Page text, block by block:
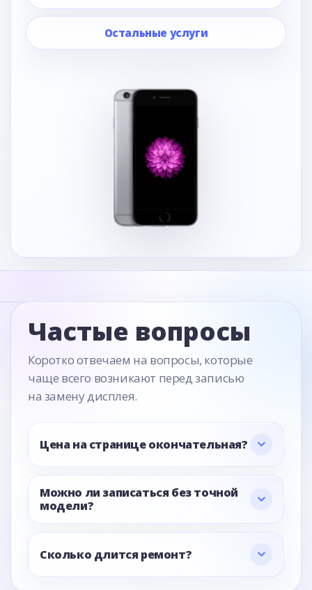
Остальные услуги
Частые вопросы
Коротко отвечаем на вопросы, которые
чаще всего возникают перед записью
на замену дисплея.
Цена на странице окончательная?
Можно ли записаться без точной
модели?
Сколько длится ремонт?